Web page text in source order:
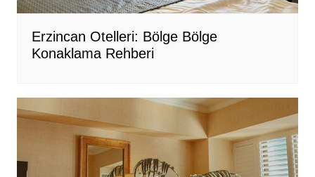
Erzincan Otelleri: Bölge Bölge
Konaklama Rehberi